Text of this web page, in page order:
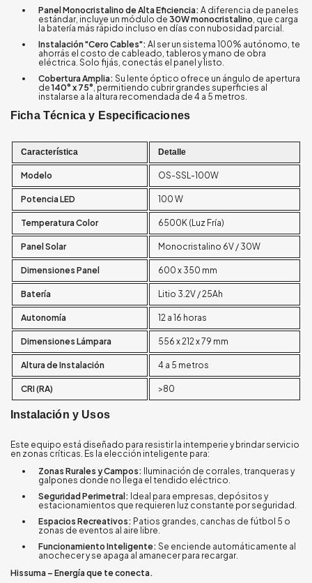
Panel Monocristalino de Alta Eficiencia: A diferencia de paneles
estándar, incluye un módulo de 30W monocristalino , que carga
la batería más rápido incluso en días con nubosidad parcial.
Instalación "Cero Cables": Al ser un sistema 100% autónomo, te
ahorrás el costo de cableado, tableros y mano de obra
eléctrica. Solo fijás, conectás el panel y listo.
Cobertura Amplia: Su lente óptico ofrece un ángulo de apertura
de 140° x 75° , permitiendo cubrir grandes superficies al
instalarse a la altura recomendada de 4 a 5 metros.
Ficha Técnica y Especificaciones
Característica Detalle
Modelo OS-SSL-100W
Potencia LED 100 W
Temperatura Color 6500K (Luz Fría)
Panel Solar Monocristalino 6V / 30W
Dimensiones Panel 600 x 350 mm
Batería Litio 3.2V / 25Ah
Autonomía 12 a 16 horas
Dimensiones Lámpara 556 x 212 x 79 mm
Altura de Instalación 4 a 5 metros
CRI (RA) >80
Instalación y Usos
Este equipo está diseñado para resistir la intemperie y brindar servicio
en zonas críticas. Es la elección inteligente para:
Zonas Rurales y Campos: Iluminación de corrales, tranqueras y
galpones donde no llega el tendido eléctrico.
Seguridad Perimetral: Ideal para empresas, depósitos y
estacionamientos que requieren luz constante por seguridad.
Espacios Recreativos: Patios grandes, canchas de fútbol 5 o
zonas de eventos al aire libre.
Funcionamiento Inteligente: Se enciende automáticamente al
anochecer y se apaga al amanecer para recargar.
Hissuma – Energía que te conecta.